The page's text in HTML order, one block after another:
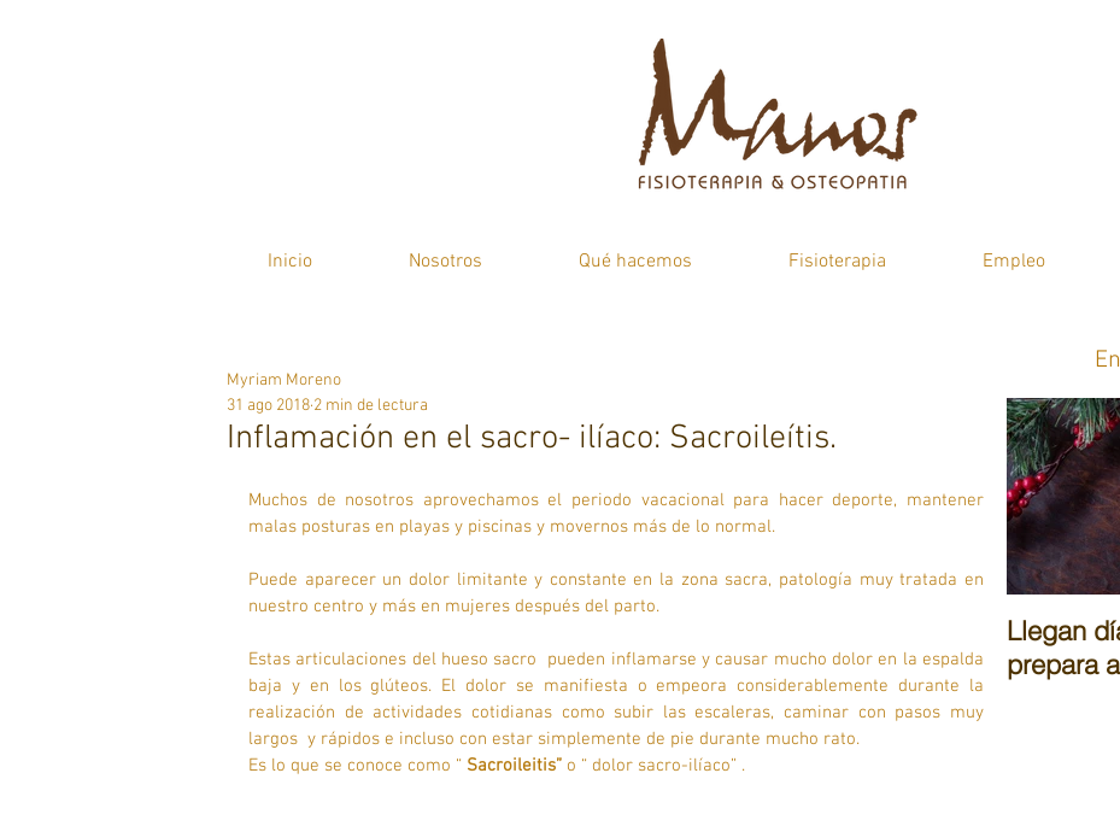
Inicio Nosotros Qué hacemos Fisioterapia Empleo
Inflamación en el sacro- ilíaco: Sacroileítis.
Myriam Moreno
31 ago 2018 2 min de lectura
Muchos de nosotros aprovechamos el periodo vacacional para hacer deporte, mantener
malas posturas en playas y piscinas y movernos más de lo normal.
Puede aparecer un dolor limitante y constante en la zona sacra, patología muy tratada en
nuestro centro y más en mujeres después del parto.
Estas articulaciones del hueso sacro  pueden inflamarse y causar mucho dolor en la espalda
baja y en los glúteos. El dolor se manifiesta o empeora considerablemente durante la
realización de actividades cotidianas como subir las escaleras, caminar con pasos muy
largos  y rápidos e incluso con estar simplemente de pie durante mucho rato.
Es lo que se conoce como “ Sacroileitis” o “ dolor sacro-ilíaco” .
Llegan
prepara